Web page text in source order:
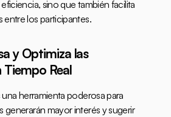
sino que también facilita
los participantes.
y Optimiza las
Tiempo Real
una herramienta poderosa para
generarán mayor interés y sugerir